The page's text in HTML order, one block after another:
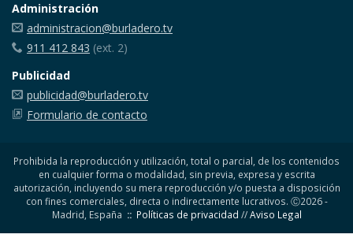
Administración
administracion@burladero.tv
911 412 843 (ext. 2)
Publicidad
publicidad@burladero.tv
Formulario de contacto
Prohibida la reproducción y utilización, total o parcial, de los contenidos
en cualquier forma o modalidad, sin previa, expresa y escrita
autorización, incluyendo su mera reproducción y/o puesta a disposición
con fines comerciales, directa o indirectamente lucrativos. Ⓒ2026 -
Madrid, España :: Políticas de privacidad //Aviso Legal